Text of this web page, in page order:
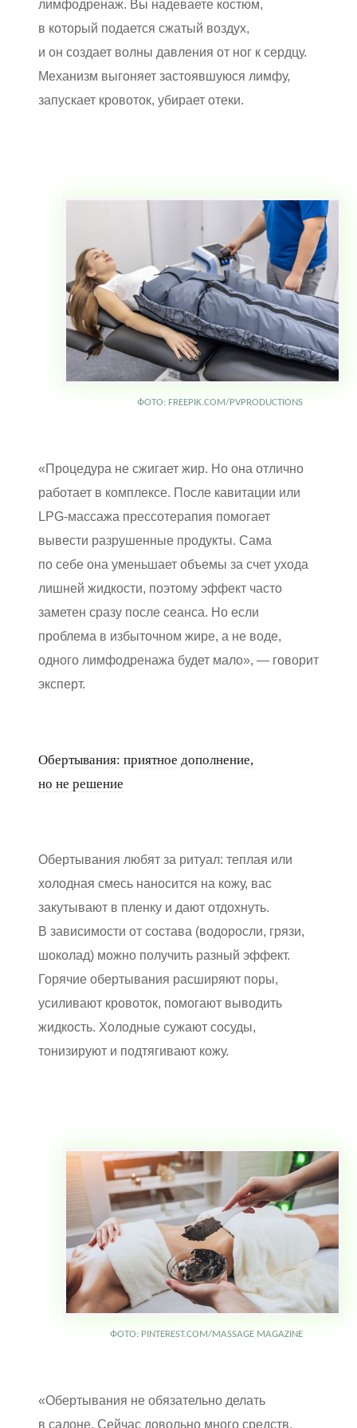
лимфодренаж. Вы надеваете костюм,
в который подается сжатый воздух,
и он создает волны давления от ног к сердцу.
Механизм выгоняет застоявшуюся лимфу,
запускает кровоток, убирает отеки.
ФОТО: FREEPIK.COM/PVPRODUCTIONS
«Процедура не сжигает жир. Но она отлично
работает в комплексе. После кавитации или
LPG-массажа прессотерапия помогает
вывести разрушенные продукты. Сама
по себе она уменьшает объемы за счет ухода
лишней жидкости, поэтому эффект часто
заметен сразу после сеанса. Но если
проблема в избыточном жире, а не воде,
одного лимфодренажа будет мало», — говорит
эксперт.
Обертывания: приятное дополнение,
но не решение
Обертывания любят за ритуал: теплая или
холодная смесь наносится на кожу, вас
закутывают в пленку и дают отдохнуть.
В зависимости от состава (водоросли, грязи,
шоколад) можно получить разный эффект.
Горячие обертывания расширяют поры,
усиливают кровоток, помогают выводить
жидкость. Холодные сужают сосуды,
тонизируют и подтягивают кожу.
ФОТО: PINTEREST.COM/MASSAGE MAGAZINE
«Обертывания не обязательно делать
в салоне. Сейчас довольно много средств,